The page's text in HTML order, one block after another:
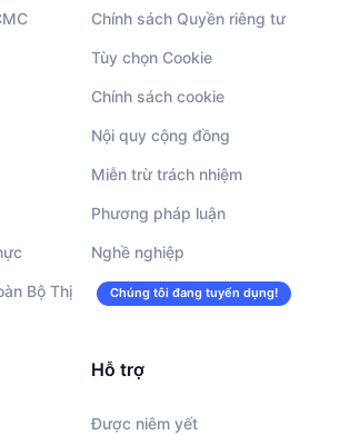
Bộ Thị
Chính sách Quyền riêng tư
Tùy chọn Cookie
Chính sách cookie
Nội quy cộng đồng
Miễn trừ trách nhiệm
Phương pháp luận
Nghề nghiệp
Chúng tôi đang tuyển dụng!
Hỗ trợ
Được niêm yết